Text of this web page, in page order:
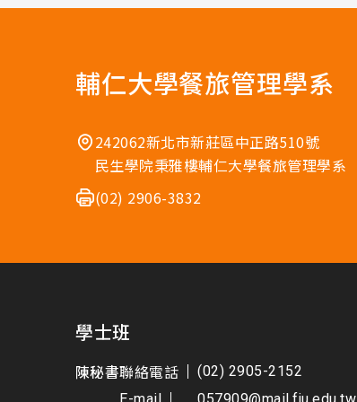
輔仁大學餐旅管理學系
242062新北市新莊區中正路510號
民生學院秉雅樓輔仁大學餐旅管理學系
(02) 2906-3832
學士班
陳秘書聯絡電話
(02) 2905-2152